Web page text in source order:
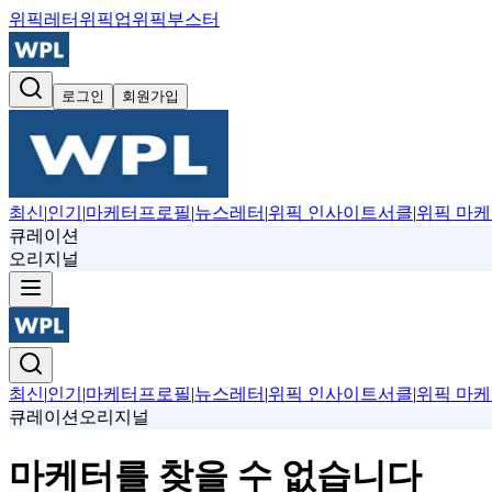
위픽레터 위픽업위픽부스터
로그인 회원가입
최신|인기 |마케터프로필|뉴스레터 |위픽 인사이트서클|위픽 마케
큐레이션
오리지널
최신|인기 |마케터프로필|뉴스레터 |위픽 인사이트서클|위픽 마케
큐레이션 오리지널
마케터를 찾을 수 없습니다